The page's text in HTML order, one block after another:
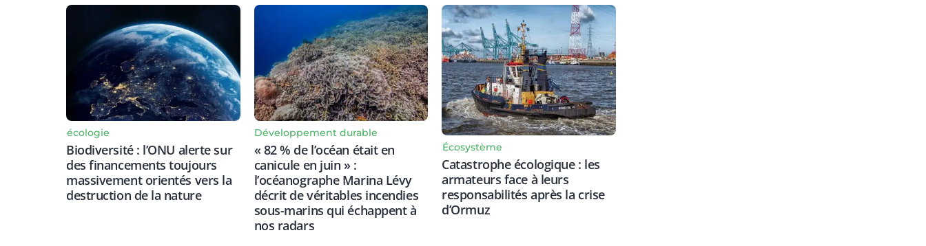
écologie
Biodiversité : l’ONU alerte sur
des financements toujours
massivement orientés vers la
destruction de la nature
Développement durable
« 82 % de l’océan était en
canicule en juin » :
l’océanographe Marina Lévy
décrit de véritables incendies
sous-marins qui échappent à
nos radars
Écosystème
Catastrophe écologique : les
armateurs face à leurs
responsabilités après la crise
d’Ormuz